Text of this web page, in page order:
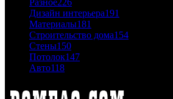
Разное226
Дизайн интерьера191
Материалы181
Строительство дома154
Стены150
Потолок147
Авто118